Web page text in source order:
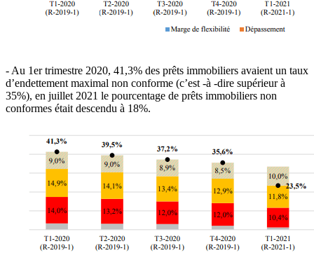
- Au 1er trimestre 2020, 41,3% des prêts immobiliers avaient un taux
d’endettement maximal non conforme (c’est -à -dire supérieur à
35%), en juillet 2021 le pourcentage de prêts immobiliers non
conformes était descendu à 18%.